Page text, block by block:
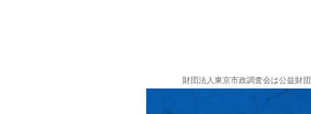
財団法人東京市政調査会は公益財